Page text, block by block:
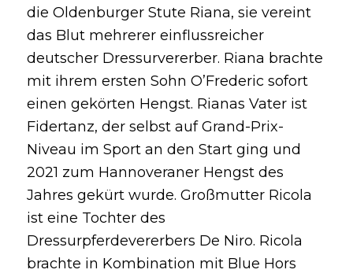
die Oldenburger Stute Riana, sie vereint
das Blut mehrerer einflussreicher
deutscher Dressurvererber. Riana brachte
mit ihrem ersten Sohn O’Frederic sofort
einen gekörten Hengst. Rianas Vater ist
Fidertanz, der selbst auf Grand-Prix-
Niveau im Sport an den Start ging und
2021 zum Hannoveraner Hengst des
Jahres gekürt wurde. Großmutter Ricola
ist eine Tochter des
Dressurpferdevererbers De Niro. Ricola
brachte in Kombination mit Blue Hors